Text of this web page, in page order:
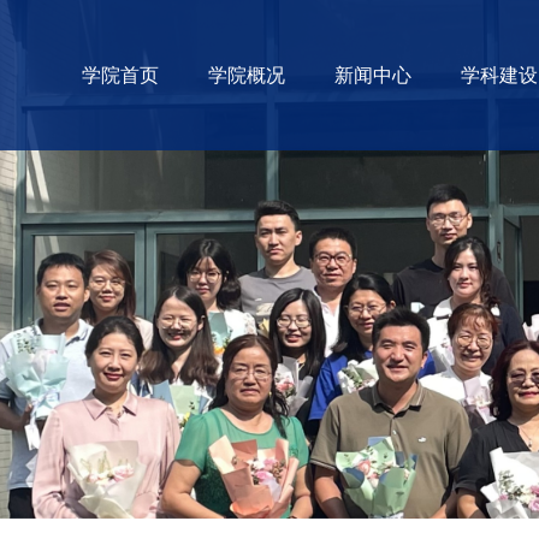
学院首页 学院概况 新闻中心 学科建设